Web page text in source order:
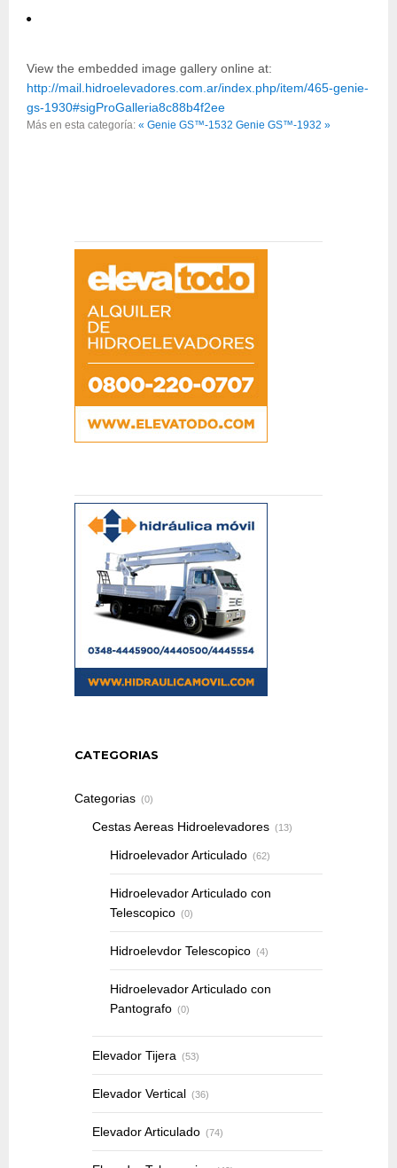
View the embedded image gallery online at:
http://mail.hidroelevadores.com.ar/index.php/item/465-genie-
gs-1930#sigProGalleria8c88b4f2ee
Más en esta categoría: « Genie GS™-1532 Genie GS™-1932 »
CATEGORIAS
Categorias (0)
Cestas Aereas Hidroelevadores (13)
Hidroelevador Articulado (62)
Hidroelevador Articulado con
Telescopico (0)
Hidroelevdor Telescopico (4)
Hidroelevador Articulado con
Pantografo (0)
Elevador Tijera (53)
Elevador Vertical (36)
Elevador Articulado (74)